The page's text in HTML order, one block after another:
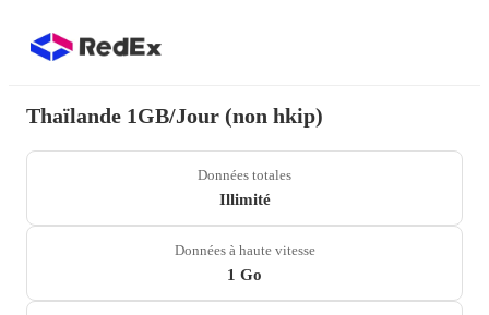
Thaïlande 1GB/Jour (non hkip)
Données totales
Illimité
Données à haute vitesse
1 Go